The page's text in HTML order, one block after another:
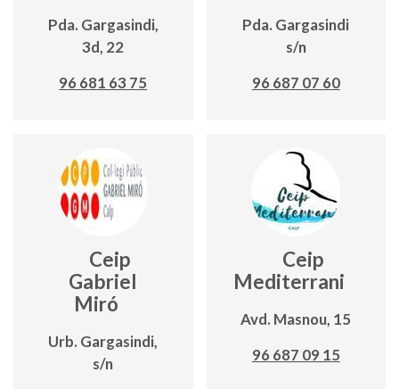
Pda. Gargasindi,
3d, 22
96 681 63 75
Pda. Gargasindi
s/n
96 687 07 60
Ceip
Gabriel
Miró
Urb. Gargasindi,
s/n
Ceip
Mediterrani
Avd. Masnou, 15
96 687 09 15